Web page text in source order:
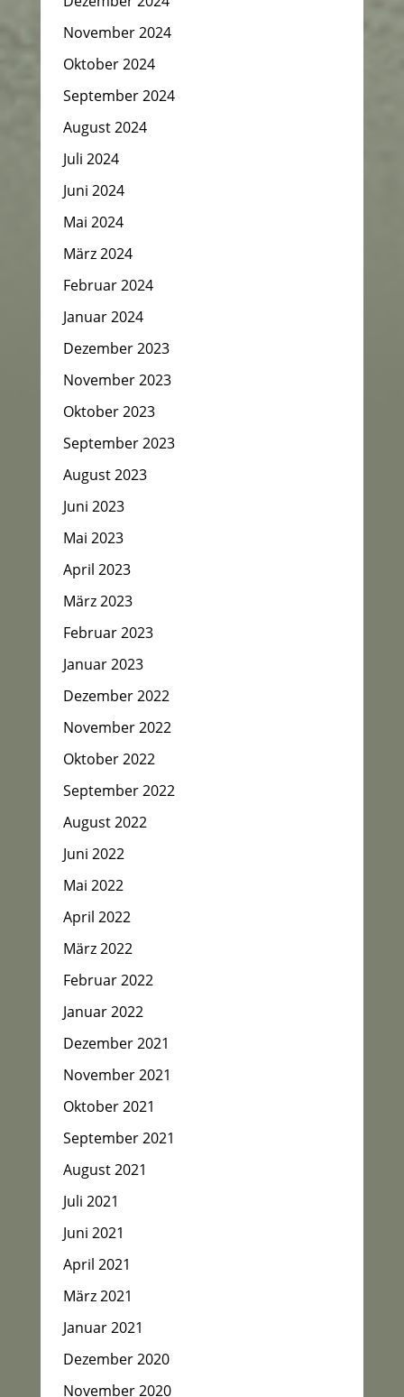
November 2024
Oktober 2024
September 2024
August 2024
Juli 2024
Juni 2024
Mai 2024
März 2024
Februar 2024
Januar 2024
Dezember 2023
November 2023
Oktober 2023
September 2023
August 2023
Juni 2023
Mai 2023
April 2023
März 2023
Februar 2023
Januar 2023
Dezember 2022
November 2022
Oktober 2022
September 2022
August 2022
Juni 2022
Mai 2022
April 2022
März 2022
Februar 2022
Januar 2022
Dezember 2021
November 2021
Oktober 2021
September 2021
August 2021
Juli 2021
Juni 2021
April 2021
März 2021
Januar 2021
Dezember 2020
November 2020